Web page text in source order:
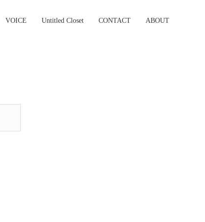
VOICE Untitled Closet CONTACT ABOUT